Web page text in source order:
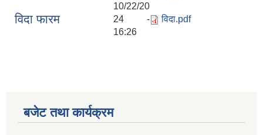
विदा फारम
10/22/20
24 -
16:26
विदा.pdf
बजेट तथा कार्यक्रम